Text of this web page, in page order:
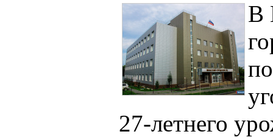
В
27-летнего